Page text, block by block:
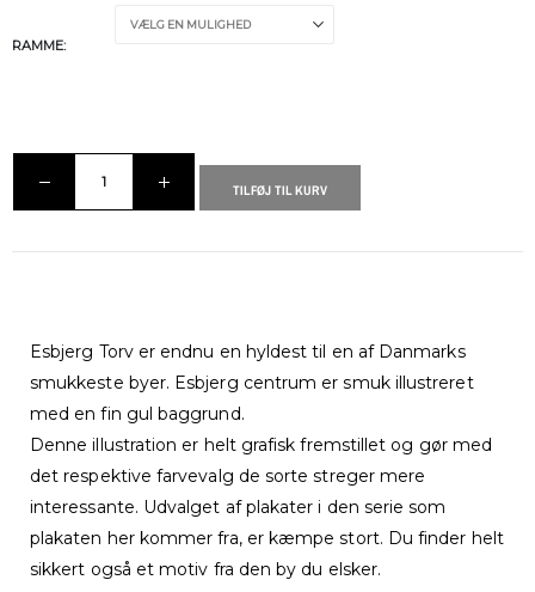
RAMME
TILFØJ TIL KURV
Esbjerg Torv er endnu en hyldest til en af Danmarks
smukkeste byer. Esbjerg centrum er smuk illustreret
med en fin gul baggrund.
Denne illustration er helt grafisk fremstillet og gør med
det respektive farvevalg de sorte streger mere
interessante. Udvalget af plakater i den serie som
plakaten her kommer fra, er kæmpe stort. Du finder helt
sikkert også et motiv fra den by du elsker.